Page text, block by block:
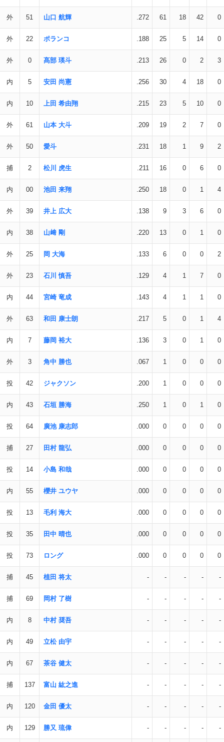
外 51 山口 航輝 .272 61 18 42 0
外 22 ポランコ .188 25 5 14 0
外 0 髙部 瑛斗 .213 26 0 2 3
内 5 安田 尚憲 .256 30 4 18 0
内 10 上田 希由翔 .215 23 5 10 0
外 61 山本 大斗 .209 19 2 7 0
外 50 愛斗 .231 18 1 9 2
捕 2 松川 虎生 .211 16 0 6 0
内 00 池田 来翔 .250 18 0 1 4
外 39 井上 広大 .138 9 3 6 0
内 38 山﨑 剛 .220 13 0 1 0
外 25 岡 大海 .133 6 0 0 2
外 23 石川 慎吾 .129 4 1 7 0
内 44 宮崎 竜成 .143 4 1 1 0
外 63 和田 康士朗 .217 5 0 1 4
内 7 藤岡 裕大 .136 3 0 1 0
外 3 角中 勝也 .067 1 0 0 0
投 42 ジャクソン .200 1 0 0 0
内 43 石垣 勝海 .250 1 0 1 0
投 64 廣池 康志郎 .000 0 0 0 0
捕 27 田村 龍弘 .000 0 0 0 0
投 14 小島 和哉 .000 0 0 0 0
内 55 櫻井 ユウヤ .000 0 0 0 0
投 13 毛利 海大 .000 0 0 0 0
投 35 田中 晴也 .000 0 0 0 0
投 73 ロング .000 0 0 0 0
捕 45 植田 将太 - - - - -
捕 69 岡村 了樹 - - - - -
内 8 中村 奨吾 - - - - -
内 49 立松 由宇 - - - - -
内 67 茶谷 健太 - - - - -
捕 137 富山 紘之進 - - - - -
内 120 金田 優太 - - - - -
内 129 勝又 琉偉 - - - - -